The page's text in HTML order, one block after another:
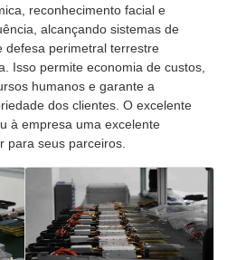
reconhecimento facial e
alcançando sistemas de
defesa perimetral terrestre
Isso permite economia de custos,
humanos e garante a
dos clientes. O excelente
à empresa uma excelente
para seus parceiros.